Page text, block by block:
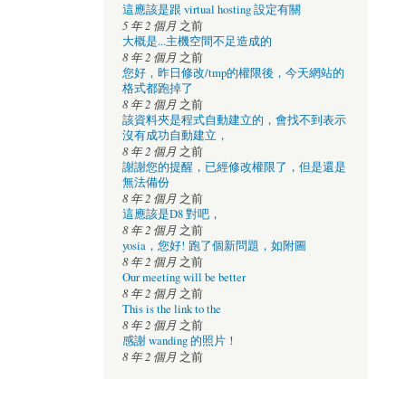
這應該是跟 virtual hosting 設定有關
5 年 2 個月之前
大概是...主機空間不足造成的
8 年 2 個月之前
您好，昨日修改/tmp的權限後，今天網站的
格式都跑掉了
8 年 2 個月之前
該資料夾是程式自動建立的，會找不到表示
沒有成功自動建立，
8 年 2 個月之前
謝謝您的提醒，已經修改權限了，但是還是
無法備份
8 年 2 個月之前
這應該是D8 對吧，
8 年 2 個月之前
yosia，您好! 跑了個新問題，如附圖
8 年 2 個月之前
Our meeting will be better
8 年 2 個月之前
This is the link to the
8 年 2 個月之前
感謝 wanding 的照片！
8 年 2 個月之前